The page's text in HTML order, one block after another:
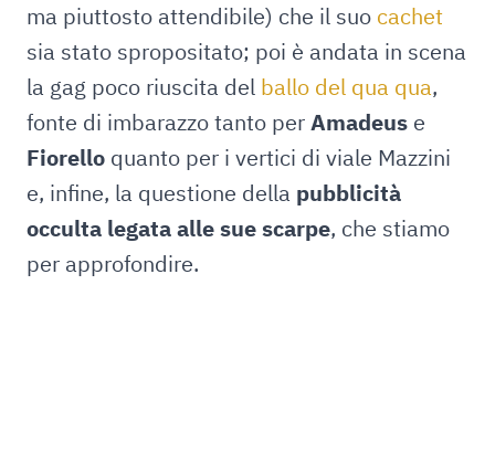
ma piuttosto attendibile) che il suo cachet
sia stato spropositato; poi è andata in scena
la gag poco riuscita del ballo del qua qua,
fonte di imbarazzo tanto perAmadeus e
Fiorello quanto per i vertici di viale Mazzini
e, infine, la questione della pubblicità
occulta legata alle sue scarpe, che stiamo
per approfondire.